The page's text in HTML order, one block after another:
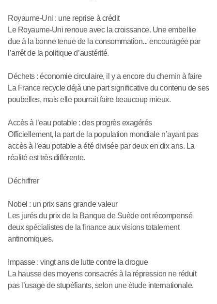
Royaume-Uni : une reprise à crédit
Le Royaume-Uni renoue avec la croissance. Une embellie
due à la bonne tenue de la consommation... encouragée par
l’arrêt de la politique d’austérité.
Déchets : économie circulaire, il y a encore du chemin à faire
La France recycle déjà une part significative du contenu de ses
poubelles, mais elle pourrait faire beaucoup mieux.
Accès à l’eau potable : des progrès exagérés
Officiellement, la part de la population mondiale n’ayant pas
accès à l’eau potable a été divisée par deux en dix ans. La
réalité est très différente.
Déchiffrer
Nobel : un prix sans grande valeur
Les jurés du prix de la Banque de Suède ont récompensé
deux spécialistes de la finance aux visions totalement
antinomiques.
Impasse : vingt ans de lutte contre la drogue
La hausse des moyens consacrés à la répression ne réduit
pas l’usage de stupéfiants, selon une étude internationale.